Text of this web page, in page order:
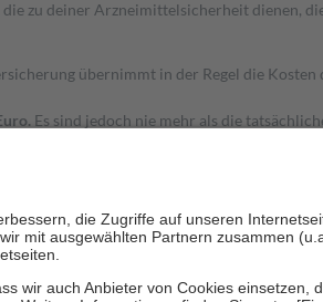
zu deiner Arzneimittelsicherheit dienen,
übernimmt in der Regel die
Es sind jedoch nie mehr als die
Zuzahlungen an bei: